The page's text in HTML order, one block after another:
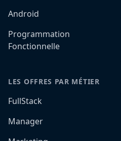
Android
Programmation
Fonctionnelle
LES OFFRES PAR MÉTIER
FullStack
Manager